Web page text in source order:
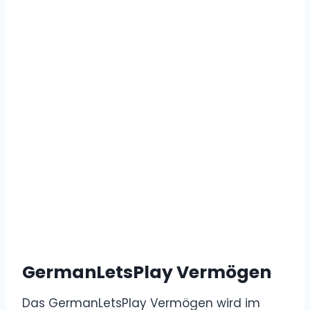
GermanLetsPlay Vermögen
Das GermanLetsPlay Vermögen wird im